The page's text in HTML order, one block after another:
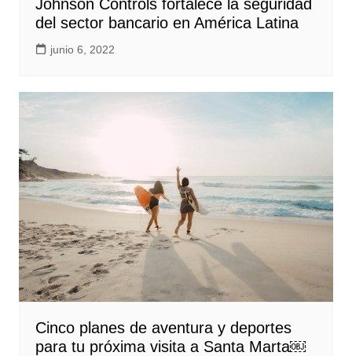
Johnson Controls fortalece la seguridad
del sector bancario en América Latina
junio 6, 2022
Cinco planes de aventura y deportes
para tu próxima visita a Santa Marta￼